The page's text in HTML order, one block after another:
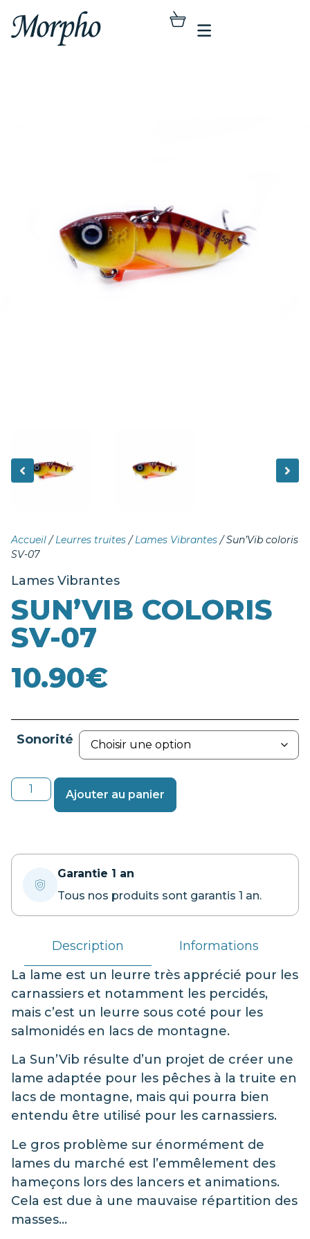
Accueil/ Leurres truites/ Lames Vibrantes/ Sun’Vib coloris
SV-07
Lames Vibrantes
SUN’VIB COLORIS
SV-07
10.90€
Sonorité
Ajouter au panier
Garantie 1 an
Tous nos produits sont garantis 1 an.
Description
Informations
La lame est un leurre très apprécié pour les
carnassiers et notamment les percidés,
mais c’est un leurre sous coté pour les
salmonidés en lacs de montagne.
La Sun’Vib résulte d’un projet de créer une
lame adaptée pour les pêches à la truite en
lacs de montagne, mais qui pourra bien
entendu être utilisé pour les carnassiers.
Le gros problème sur énormément de
lames du marché est l’emmêlement des
hameçons lors des lancers et animations.
Cela est due à une mauvaise répartition des
masses…